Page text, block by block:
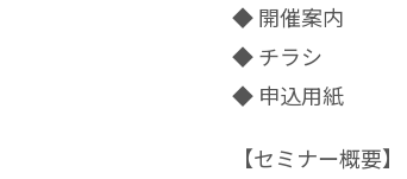
◆ 開催案内
◆ チラシ
◆ 申込用紙
【セミナー概要】